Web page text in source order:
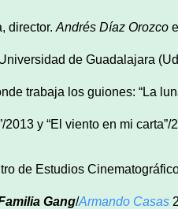
director. Andrés Díaz Orozco
de Guadalajara
trabaja los guiones: “La
2013 y “El viento en mi carta”/
de Estudios
Gang/Armando Casas